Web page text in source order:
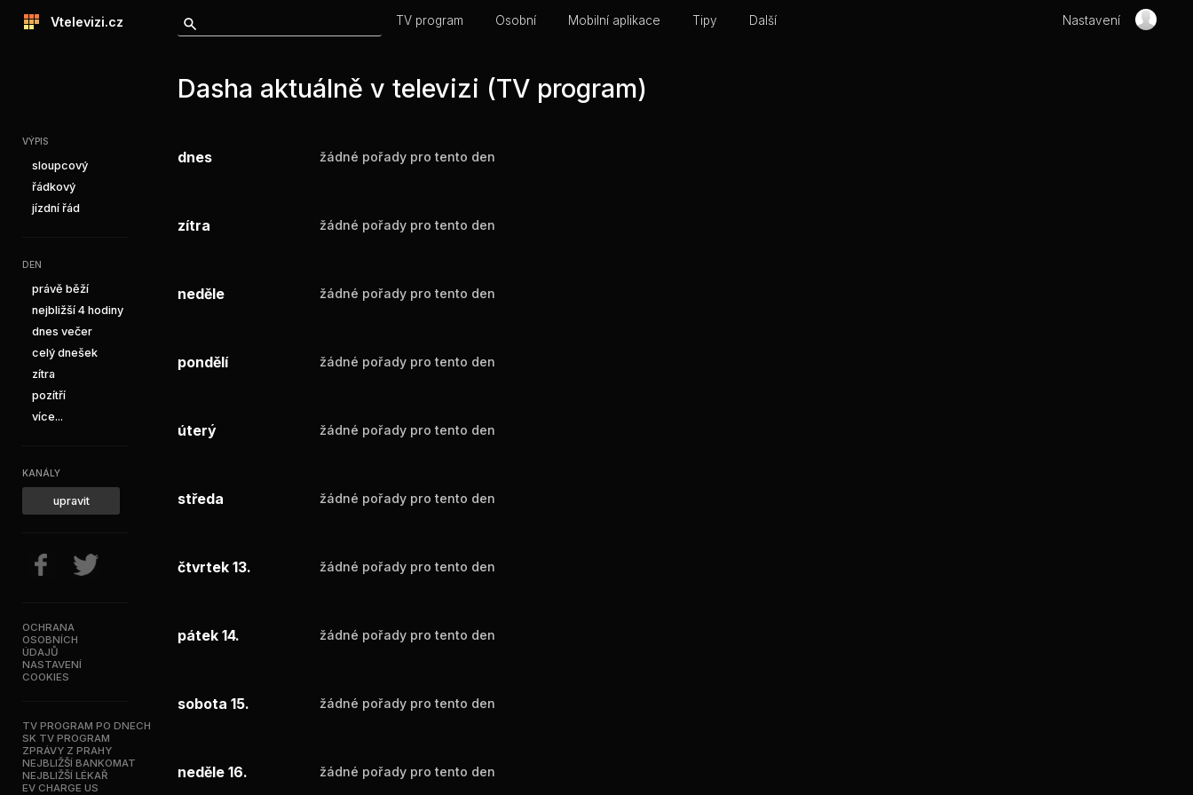
Vtelevizi.cz TV program Osobní Mobilní aplikace Tipy Další Nastavení
VÝPIS
sloupcový
řádkový
jízdní řád
DEN
právě běží
nejbližší 4 hodiny
dnes večer
celý dnešek
zítra
pozítří
více...
KANÁLY
upravit
OCHRANA
OSOBNÍCH
ÚDAJŮ
NASTAVENÍ
COOKIES
TV PROGRAM PO DNECH
SK TV PROGRAM
ZPRÁVY Z PRAHY
NEJBLIŽŠÍ BANKOMAT
NEJBLIŽŠÍ LÉKAŘ
EV CHARGE US
Dasha aktuálně v televizi (TV program)
dnes žádné pořady pro tento den
zítra žádné pořady pro tento den
neděle žádné pořady pro tento den
pondělí žádné pořady pro tento den
úterý žádné pořady pro tento den
středa žádné pořady pro tento den
čtvrtek 13. žádné pořady pro tento den
pátek 14. žádné pořady pro tento den
sobota 15. žádné pořady pro tento den
neděle 16. žádné pořady pro tento den